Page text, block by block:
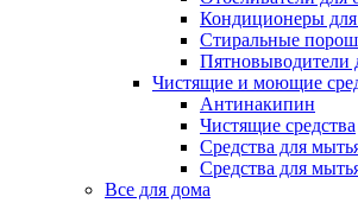
Кондиционеры для
Стиральные
Пятновыводители
Чистящие и моющие
Антинакипин
Чистящие средства
Средства для
Средства для
Все для дома